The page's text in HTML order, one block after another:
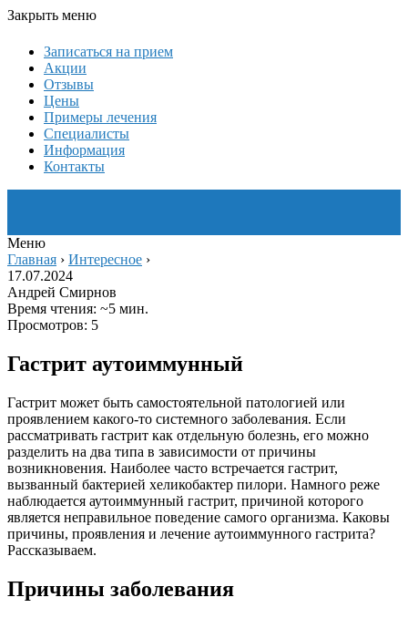
Закрыть меню
Записаться на прием
Акции
Отзывы
Цены
Примеры лечения
Специалисты
Информация
Контакты
Меню
Главная › Интересное ›
17.07.2024
Андрей Смирнов
Время чтения: ~5 мин.
Просмотров: 5
Гастрит аутоиммунный
Гастрит может быть самостоятельной патологией или
проявлением какого-то системного заболевания. Если
рассматривать гастрит как отдельную болезнь, его можно
разделить на два типа в зависимости от причины
возникновения. Наиболее часто встречается гастрит,
вызванный бактерией хеликобактер пилори. Намного реже
наблюдается аутоиммунный гастрит, причиной которого
является неправильное поведение самого организма. Каковы
причины, проявления и лечение аутоиммунного гастрита?
Рассказываем.
Причины заболевания